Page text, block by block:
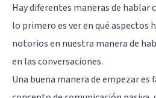
Hay diferentes maneras de hablar
lo primero es ver en qué aspectos
notorios en nuestra manera de
en las conversaciones.
Una buena manera de empezar